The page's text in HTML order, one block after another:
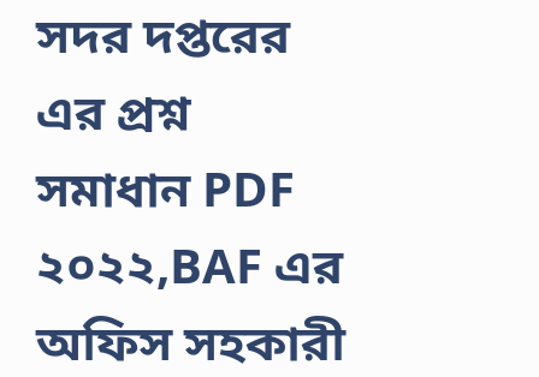
সদর দপ্তরের
এর প্রশ্ন
সমাধান PDF
২০২২,BAF এর
অফিস সহকারী